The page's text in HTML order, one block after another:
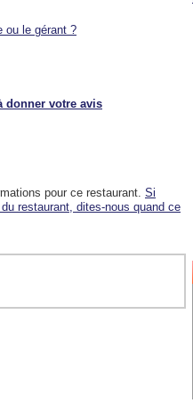
ou le gérant ?
donner votre avis
pour ce restaurant. Si
restaurant, dites-nous quand ce